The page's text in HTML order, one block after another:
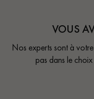
VOUS
Nos experts sont à
pas dans le